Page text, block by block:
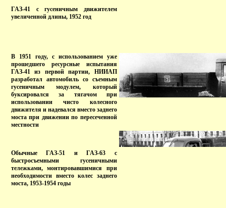
ГАЗ-41 с гусеничным движителем
увеличенной длины, 1952 год
В 1951 году, с использованием уже
прошедшего ресурсные испытания
ГАЗ-41 из первой партии, НИИАП
разработал автомобиль со съемным
гусеничным модулем, который
буксировался за тягачом при
использовании чисто колесного
движителя и надевался вместо заднего
моста при движении по пересеченной
местности
Обычные ГАЗ-51 и ГАЗ-63 с
быстросъемными гусеничными
тележками, монтировавшимися при
необходимости вместо колес заднего
моста, 1953-1954 годы